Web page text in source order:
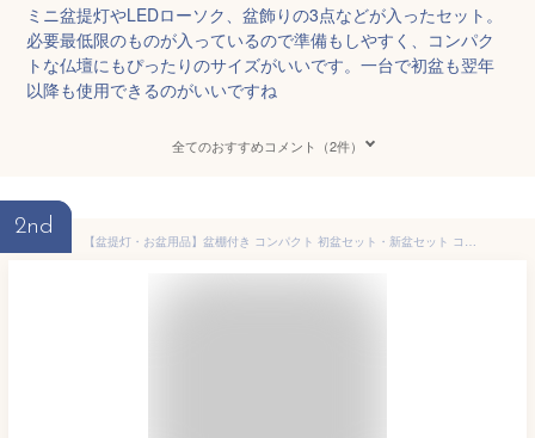
ミニ盆提灯やLEDローソク、盆飾りの3点などが入ったセット。
必要最低限のものが入っているので準備もしやすく、コンパク
トな仏壇にもぴったりのサイズがいいです。一台で初盆も翌年
以降も使用できるのがいいですね
全てのおすすめコメント（2件）
2nd
【盆提灯・お盆用品】盆棚付き コンパクト 初盆セット・新盆セット コードレス 7点セット 15-B【送料無料】【お盆用品 仏具 お盆 提灯 初盆 新盆 初盆飾り 新盆飾り お盆 飾り お盆提灯 盆飾り 小型 ミニ モダン LED 一対入り 木製祭壇】